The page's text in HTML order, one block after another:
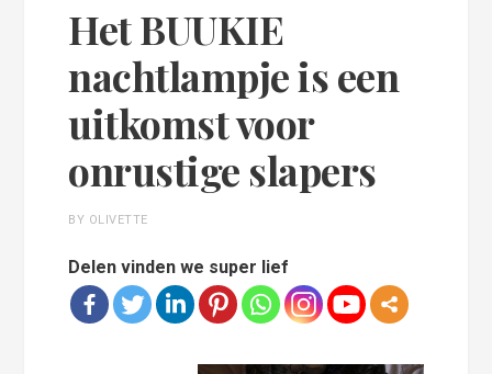
Het BUUKIE
nachtlampje is een
uitkomst voor
onrustige slapers
BY OLIVETTE
Delen vinden we super lief